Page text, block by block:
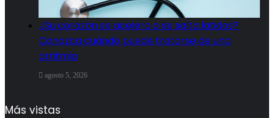
¿Su corazón se acelera o se salta latidos?
Conozca cuándo puede tratarse de una
arritmia
agosto 5, 2026
Más vistas